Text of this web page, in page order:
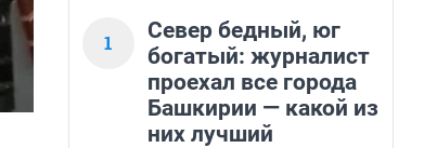
1
Север бедный, юг
богатый: журналист
проехал все города
Башкирии — какой из
них лучший